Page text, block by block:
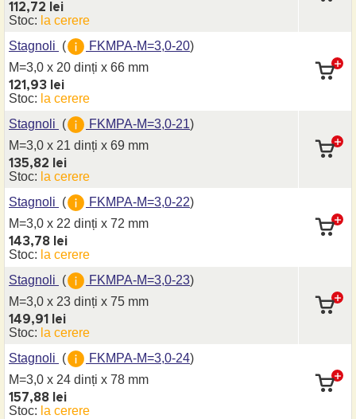
112,72 lei
Stoc: la cerere
Stagnoli ( FKMPA-M=3,0-20)
M=3,0 x 20 dinți x 66 mm
121,93 lei
Stoc: la cerere
Stagnoli ( FKMPA-M=3,0-21)
M=3,0 x 21 dinți x 69 mm
135,82 lei
Stoc: la cerere
Stagnoli ( FKMPA-M=3,0-22)
M=3,0 x 22 dinți x 72 mm
143,78 lei
Stoc: la cerere
Stagnoli ( FKMPA-M=3,0-23)
M=3,0 x 23 dinți x 75 mm
149,91 lei
Stoc: la cerere
Stagnoli ( FKMPA-M=3,0-24)
M=3,0 x 24 dinți x 78 mm
157,88 lei
Stoc: la cerere